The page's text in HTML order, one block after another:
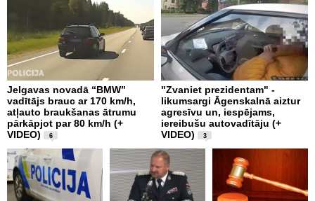
Jelgavas novadā “BMW”
vadītājs brauc ar 170 km/h,
atļauto braukšanas ātrumu
pārkāpjot par 80 km/h (+
VIDEO)
6
"Zvaniet prezidentam" -
likumsargi Āgenskalnā aiztur
agresīvu un, iespējams,
iereibušu autovadītāju (+
VIDEO)
3